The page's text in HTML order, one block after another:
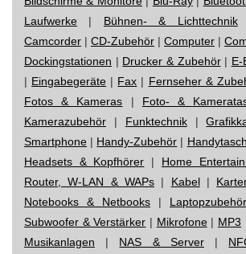
Laufwerke | Bühnen- & Lichttechnik
Camcorder | CD-Zubehör | Computer |
Dockingstationen | Drucker & Zubehör| E-
| Eingabegeräte | Fax | Fernseher &
Fotos & Kameras | Foto- &
Kamerazubehör | Funktechnik|
Smartphone | Handy-Zubehör |
Headsets & Kopfhörer | Home
Router, W-LAN & WAPs | Kabel|
Notebooks & Netbooks | Laptopzubehör
Subwoofer & Verstärker | Mikrofone| MP3
Musikanlagen | NAS & Server|